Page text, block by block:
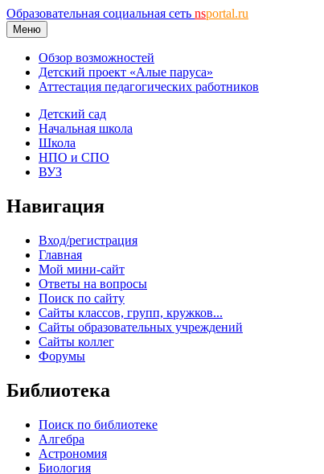
Образовательная социальная сеть nsportal.ru
Меню
Обзор возможностей
Детский проект «Алые паруса»
Аттестация педагогических работников
Детский сад
Начальная школа
Школа
НПО и СПО
ВУЗ
Навигация
Вход/регистрация
Главная
Мой мини-сайт
Ответы на вопросы
Поиск по сайту
Сайты классов, групп, кружков...
Сайты образовательных учреждений
Сайты коллег
Форумы
Библиотека
Поиск по библиотеке
Алгебра
Астрономия
Биология